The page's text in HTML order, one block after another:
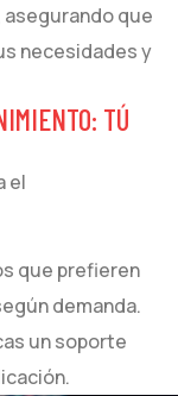
que
necesidades y
TÚ
el
que prefieren
demanda.
un soporte